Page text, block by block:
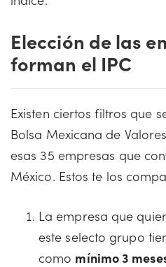
Elección de las
forman el IPC
Existen ciertos filtros que
Bolsa Mexicana de
esas 35 empresas que
México. Estos te los
La empresa que
este selecto grupo
como mínimo 3